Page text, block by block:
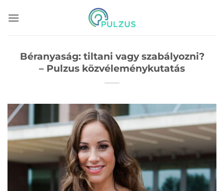
Béranyaság: tiltani vagy szabályozni?
– Pulzus közvéleménykutatás